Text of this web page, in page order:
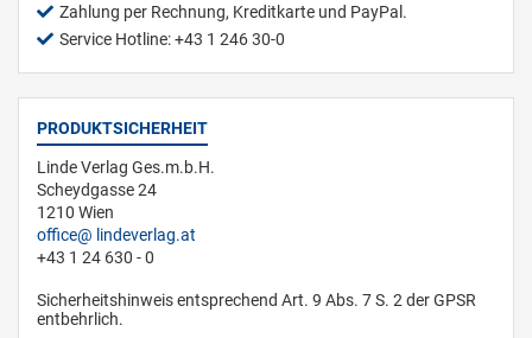
Zahlung per Rechnung, Kreditkarte und PayPal.
Service Hotline: +43 1 246 30-0
PRODUKTSICHERHEIT
Linde Verlag Ges.m.b.H.
Scheydgasse 24
1210 Wien
office
lindeverlag.at
+43 1 24 630 - 0
Sicherheitshinweis entsprechend Art. 9 Abs. 7 S. 2 der GPSR
entbehrlich.